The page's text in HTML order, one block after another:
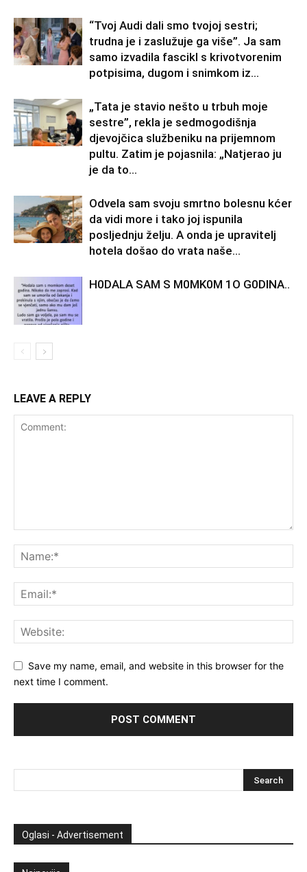
“Tvoj Audi dali smo tvojoj sestri;
trudna je i zaslužuje ga više”. Ja sam
samo izvadila fascikl s krivotvorenim
potpisima, dugom i snimkom iz...
„Tata je stavio nešto u trbuh moje
sestre”, rekla je sedmogodišnja
djevojčica službeniku na prijemnom
pultu. Zatim je pojasnila: „Natjerao ju
je da to...
Odvela sam svoju smrtno bolesnu kćer
da vidi more i tako joj ispunila
posljednju želju. A onda je upravitelj
hotela došao do vrata naše...
H0DALA SAM S M0MK0M 1O G0DINA..
LEAVE A REPLY
Save my name, email, and website in this browser for the
next time I comment.
Oglasi - Advertisement